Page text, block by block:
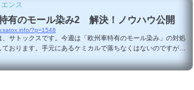
ンス
有のモール染み2 解決！ノウハウ公開
?p=1548
、サトックスです。今週は「欧州車特有のモール染み」の対処
ております。手元にあるケミカルで落ちなくはないのですがど
ことに。ブルーマジックのメタルポリッシュクリームです。結